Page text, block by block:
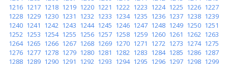
1216 1217 1218 1219 1220 1221 1222 1223 1224 1225 1226 1227
1228 1229 1230 1231 1232 1233 1234 1235 1236 1237 1238 1239
1240 1241 1242 1243 1244 1245 1246 1247 1248 1249 1250 1251
1252 1253 1254 1255 1256 1257 1258 1259 1260 1261 1262 1263
1264 1265 1266 1267 1268 1269 1270 1271 1272 1273 1274 1275
1276 1277 1278 1279 1280 1281 1282 1283 1284 1285 1286 1287
1288 1289 1290 1291 1292 1293 1294 1295 1296 1297 1298 1299